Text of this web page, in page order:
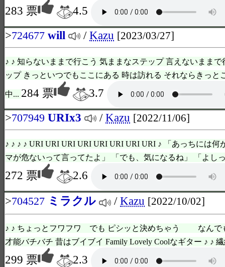
283 票
4.5
>724677 will /Kazu [2023/03/27]
♪ ♪ 知らないままで行こう 気ままなステップ 言えないまま
ップ きっといつでもここにある 時は訪れる それならきっと
中... 284 票
3.7
>707949 URIx3 /Kazu [2022/11/06]
♪ ♪ ♪ ♪ URI URI URI URI URI URI URI URI ♪ 「あっちには何
マが危ないって言ってたよ」 「でも、気になるね」 「よし
272 票
2.6
>704527 ミラクル /Kazu [2022/10/02]
♪ ♪ ちょっとフワフワ でも ピシッと決めちゃう なんで
才能バチバチ 昔はブイブイ Family Lovely Coolなギター ♪ ♪ 繊
299 票
2.3